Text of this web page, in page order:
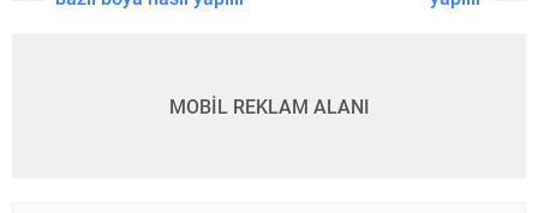
MOBİL REKLAM ALANI